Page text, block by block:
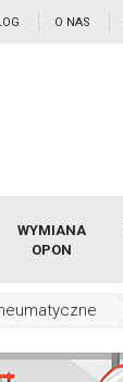
O NAS
WYMIANA
OPON